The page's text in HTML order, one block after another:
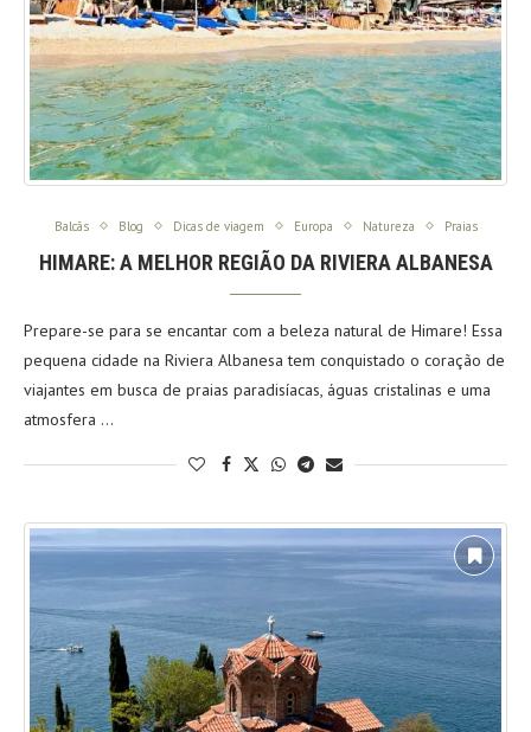
Balcãs Blog Dicas de viagem Europa Natureza Praias
HIMARE: A MELHOR REGIÃO DA RIVIERA ALBANESA
Prepare-se para se encantar com a beleza natural de Himare! Essa
pequena cidade na Riviera Albanesa tem conquistado o coração de
viajantes em busca de praias paradisíacas, águas cristalinas e uma
atmosfera …